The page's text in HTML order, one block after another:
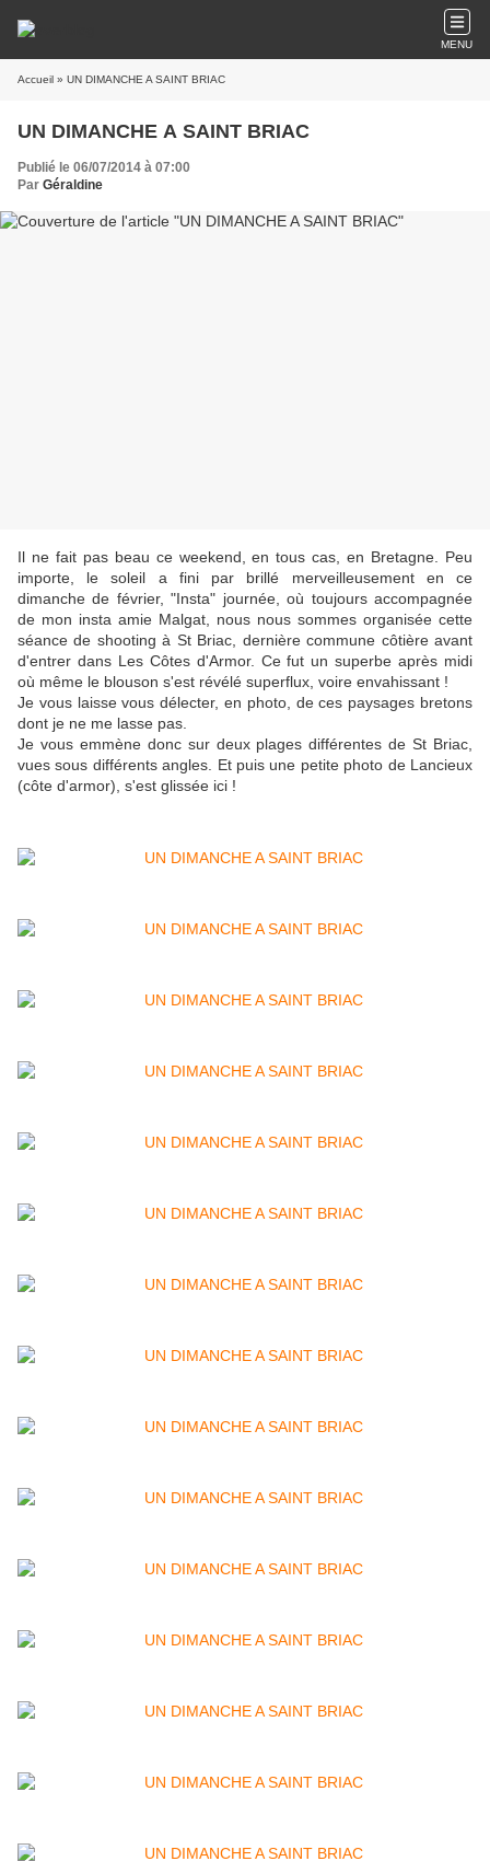
MENU
Accueil » UN DIMANCHE A SAINT BRIAC
UN DIMANCHE A SAINT BRIAC
Publié le 06/07/2014 à 07:00
Par Géraldine
Il ne fait pas beau ce weekend, en tous cas, en Bretagne. Peu
importe, le soleil a fini par brillé merveilleusement en ce
dimanche de février, "Insta" journée, où toujours accompagnée
de mon insta amie Malgat, nous nous sommes organisée cette
séance de shooting à St Briac, dernière commune côtière avant
d'entrer dans Les Côtes d'Armor. Ce fut un superbe après midi
où même le blouson s'est révélé superflux, voire envahissant !
Je vous laisse vous délecter, en photo, de ces paysages bretons
dont je ne me lasse pas.
Je vous emmène donc sur deux plages différentes de St Briac,
vues sous différents angles. Et puis une petite photo de Lancieux
(côte d'armor), s'est glissée ici !